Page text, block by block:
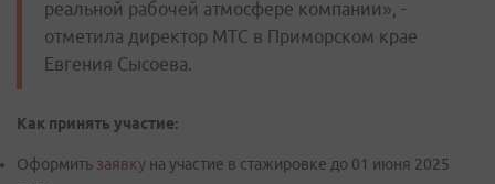
реальной рабочей атмосфере компании», -
отметила директор МТС в Приморском крае
Евгения Сысоева.
Как принять участие:
Оформить заявку на участие в стажировке до 01 июня 2025